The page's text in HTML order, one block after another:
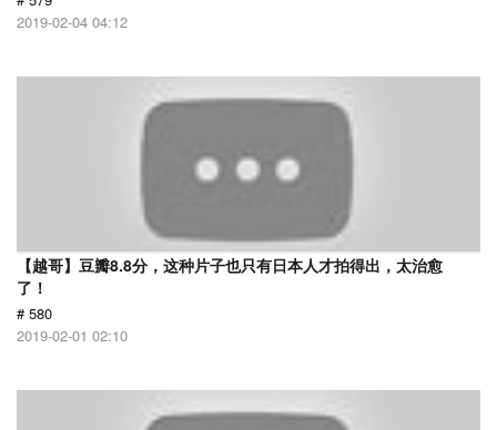
2019-02-04 04:12
【越哥】豆瓣8.8分，这种片子也只有日本人才拍得出，太治愈
了！
# 580
2019-02-01 02:10